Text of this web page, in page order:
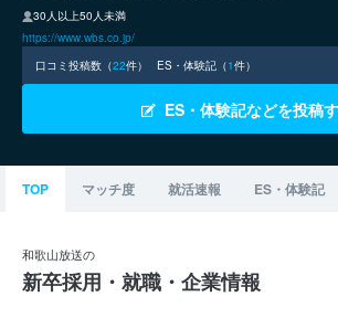
30人以上50人未満
https://www.wbs.co.jp/
口コミ投稿数（22件） ES・体験記（1件）
ES・体験記などを投稿
TOP マッチ度 就活速報 ES・体験記
和歌山放送の
新卒採用・就職・企業情報